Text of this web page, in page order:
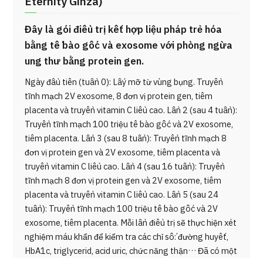
Đây là gói điều trị kết hợp liệu pháp trẻ hóa
bằng tế bào gốc và exosome với phòng ngừa
ung thư bằng protein gen.
Ngày đầu tiên (tuần 0): Lấy mỡ từ vùng bụng. Truyền
tĩnh mạch 2V exosome, 8 đơn vị protein gen, tiêm
placenta và truyền vitamin C liều cao. Lần 2 (sau 4 tuần):
Truyền tĩnh mạch 100 triệu tế bào gốc và 2V exosome,
tiêm placenta. Lần 3 (sau 8 tuần): Truyền tĩnh mạch 8
đơn vị protein gen và 2V exosome, tiêm placenta và
truyền vitamin C liều cao. Lần 4 (sau 16 tuần): Truyền
tĩnh mạch 8 đơn vị protein gen và 2V exosome, tiêm
placenta và truyền vitamin C liều cao. Lần 5 (sau 24
tuần): Truyền tĩnh mạch 100 triệu tế bào gốc và 2V
exosome, tiêm placenta. Mỗi lần điều trị sẽ thực hiện xét
nghiệm máu khẩn để kiểm tra các chỉ số: đường huyết,
HbA1c, triglycerid, acid uric, chức năng thận… Đã có một